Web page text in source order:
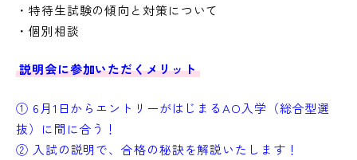
・特待生試験の傾向と対策について
・個別相談
説明会に参加いただくメリット
① 6月1日からエントリーがはじまるAO入学（総合型選
抜）に間に合う！
② 入試の説明で、合格の秘訣を解説いたします！